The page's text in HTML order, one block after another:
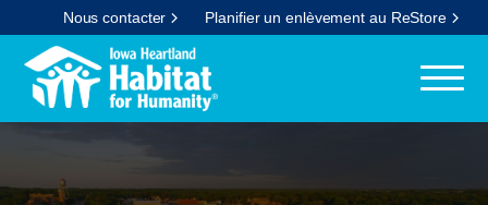
Nous contacter Planifier un enlèvement au ReStore